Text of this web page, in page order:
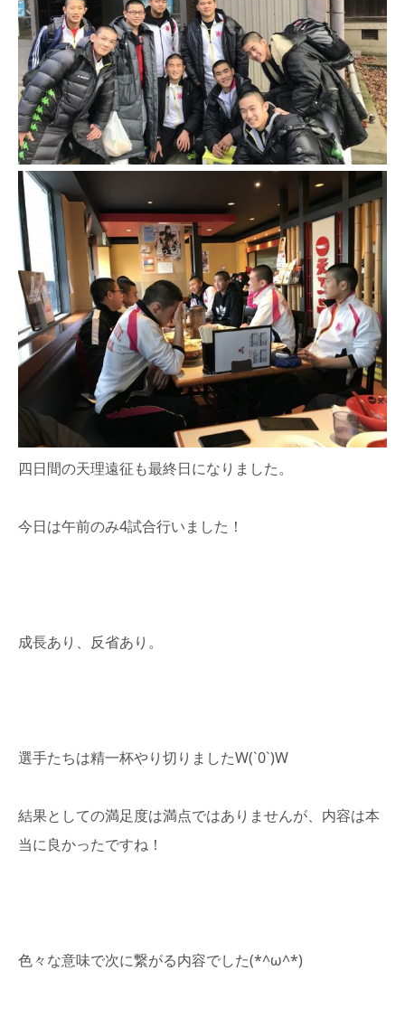
四日間の天理遠征も最終日になりました。
今日は午前のみ4試合行いました！
成長あり、反省あり。
選手たちは精一杯やり切りましたW(`0`)W
結果としての満足度は満点ではありませんが、内容は本
当に良かったですね！
色々な意味で次に繋がる内容でした(*^ω^*)